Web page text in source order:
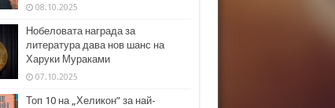
08.10.2025
Нобеловата награда за
литература дава нов шанс на
Харуки Мураками
07.10.2025
Топ 10 на „Хеликон” за най-